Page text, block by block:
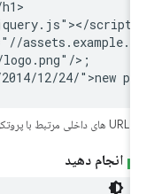
h1>
jquery.js"></script>
logo.png"/>;
2014/12/24/">new
انجام دهید